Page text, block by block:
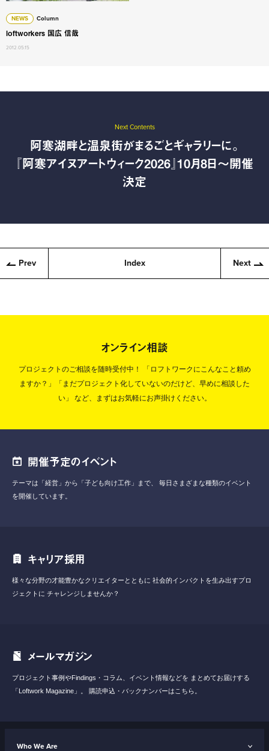
NEWS Column
loftworkers 国広 信哉
2012.05.15
Next Contents
阿寒湖畔と温泉街がまるごとギャラリーに。
『阿寒アイヌアートウィーク2026』10月8日〜開催
決定
Prev Index Next
オンライン相談
プロジェクトのご相談を随時受付中！
「ロフトワークにこんなこと頼め
ますか？」「まだプロジェクト化していないのだけど、早めに相談した
い」
など、まずはお気軽にお声掛けください。
開催予定のイベント
テーマは「経営」から「子ども向け工作」まで、
毎日さまざまな種類のイベント
を開催しています。
キャリア採用
様々な分野の才能豊かなクリエイターとともに 社会的インパクトを生み出すプロ
ジェクトに チャレンジしませんか？
メールマガジン
プロジェクト事例やFindings・コラム、イベント情報などを まとめてお届けする
「Loftwork Magazine」。
購読申込・バックナンバーはこちら。
Who We Are